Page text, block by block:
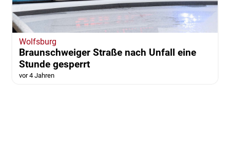
Wolfsburg
Braunschweiger Straße nach Unfall eine
Stunde gesperrt
vor 4 Jahren